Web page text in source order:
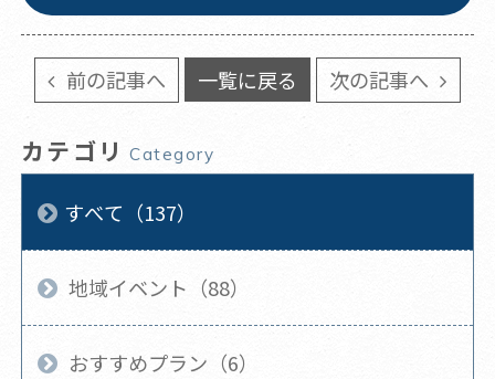
前の記事へ 一覧に戻る 次の記事へ
カテゴリ Category
すべて（137）
地域イベント（88）
おすすめプラン（6）